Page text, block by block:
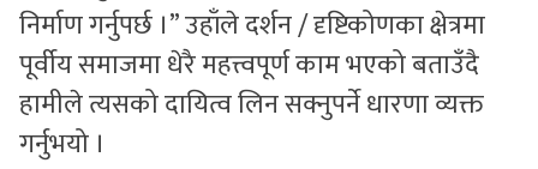
निर्माण गर्नुपर्छ ।” उहाँले दर्शन / दृष्टिकोणका क्षेत्रमा
पूर्वीय समाजमा धेरै महत्त्वपूर्ण काम भएको बताउँदै
हामीले त्यसको दायित्व लिन सक्नुपर्ने धारणा व्यक्त
गर्नुभयो ।